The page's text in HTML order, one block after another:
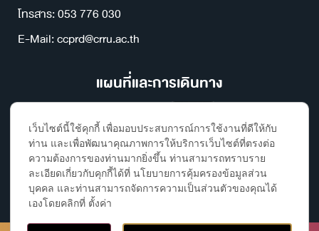
โทรสาร: 053 776 030
E-Mail: ccprd@crru.ac.th
แผนที่และการเดินทาง
เว็บไซต์นี้ใช้คุกกี้ เพื่อมอบประสบการณ์การใช้งานที่ดีให้กับ
ท่าน และเพื่อพัฒนาคุณภาพการให้บริการเว็บไซต์ที่ตรงต่อ
ความต้องการของท่านมากยิ่งขึ้น ท่านสามารถทราบราย
ละเอียดเกี่ยวกับคุกกี้ได้ที่ นโยบายการคุ้มครองข้อมูลส่วน
บุคคล และท่านสามารถจัดการความเป็นส่วนตัวของคุณได้
เองโดยคลิกที่ ตั้งค่า